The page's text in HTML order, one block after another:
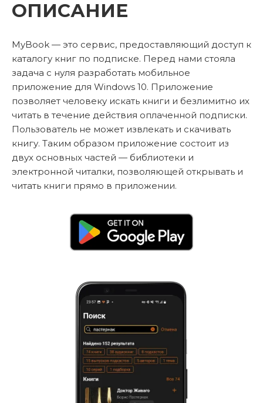
ОПИСАНИЕ
MyBook — это сервис, предоставляющий доступ к
каталогу книг по подписке. Перед нами стояла
задача с нуля разработать мобильное
приложение для Windows 10. Приложение
позволяет человеку искать книги и безлимитно их
читать в течение действия оплаченной подписки.
Пользователь не может извлекать и скачивать
книгу. Таким образом приложение состоит из
двух основных частей — библиотеки и
электронной читалки, позволяющей открывать и
читать книги прямо в приложении.